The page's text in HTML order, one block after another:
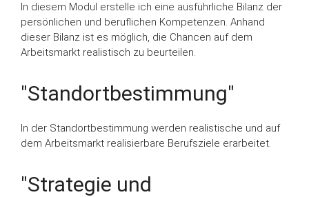
In diesem Modul erstelle ich eine ausführliche Bilanz der
persönlichen und beruflichen Kompetenzen. Anhand
dieser Bilanz ist es möglich, die Chancen auf dem
Arbeitsmarkt realistisch zu beurteilen.
"Standortbestimmung"
In der Standortbestimmung werden realistische und auf
dem Arbeitsmarkt realisierbare Berufsziele erarbeitet.
"Strategie und